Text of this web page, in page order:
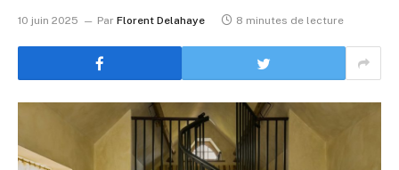
10 juin 2025 Par Florent Delahaye 8 minutes de lecture